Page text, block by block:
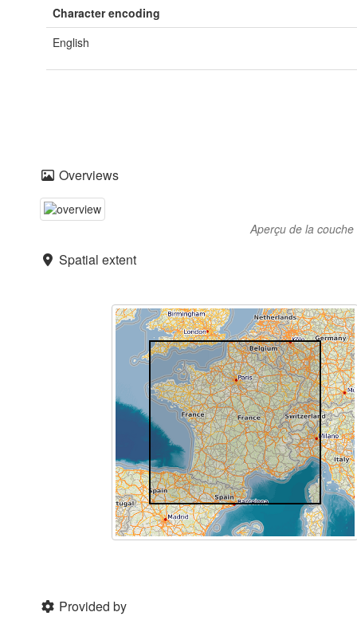
Character encoding
English
Overviews
Aperçu de la
Spatial extent
Provided by